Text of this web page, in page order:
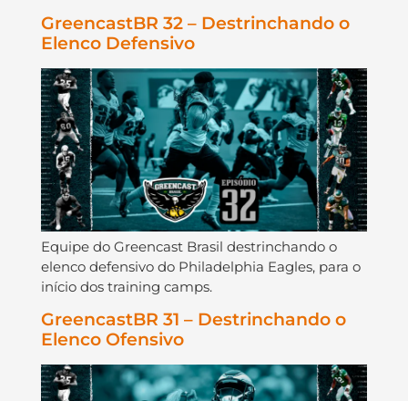
GreencastBR 32 – Destrinchando o
Elenco Defensivo
Equipe do Greencast Brasil destrinchando o
elenco defensivo do Philadelphia Eagles, para o
início dos training camps.
GreencastBR 31 – Destrinchando o
Elenco Ofensivo